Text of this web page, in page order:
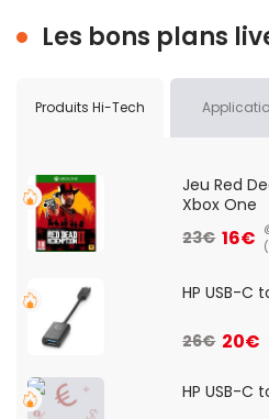
Les bons plans
Produits Hi-Tech
Jeu Red
Xbox One
23€ 16€
HP USB-C
26€ 20€
HP USB-C